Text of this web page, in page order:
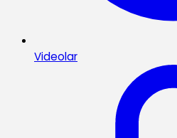
Videolar